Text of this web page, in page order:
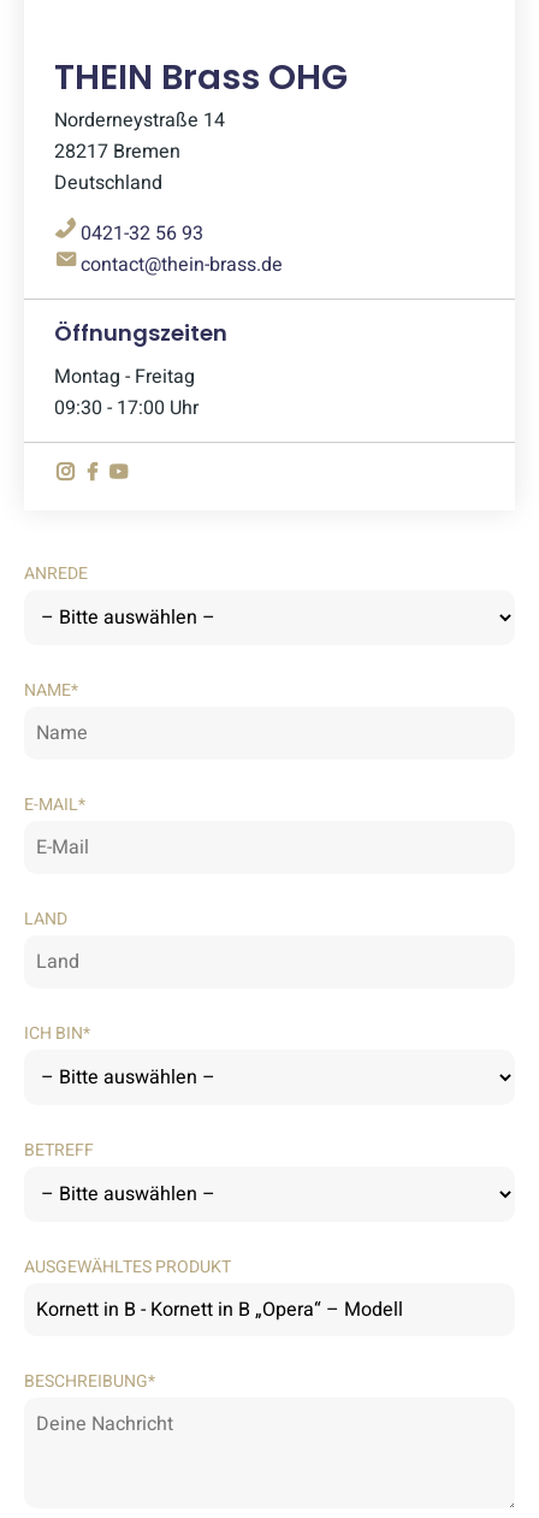
THEIN Brass OHG
Norderneystraße 14
28217 Bremen
Deutschland
0421-32 56 93
contact@thein-brass.de
Öffnungszeiten
Montag - Freitag
09:30 - 17:00 Uhr
ANREDE
NAME*
E-MAIL*
LAND
ICH BIN*
BETREFF
AUSGEWÄHLTES PRODUKT
BESCHREIBUNG*